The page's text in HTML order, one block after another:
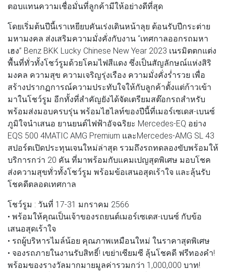
ตอบแทนความเชื่อมั่นที่ลูกค้ามีให้อย่างดีที่สุด
โดยเริ่มต้นปีนี้เราเหยียบคันเร่งเดินหน้าลุย ต้อนรับปีกระต่าย
มหามงคล ส่งเสริมความมั่งคั่งกับงาน “เทศกาลออกรถมหา
เฮง” Benz BKK Lucky Chinese New Year 2023 เนรมิตตกแต่ง
พื้นที่ทั่วทั้งโชว์รูมด้วยโคมไฟสีแดง ซึ่งเป็นสัญลักษณ์แห่งสิริ
มงคล ความสุข ความเจริญรุ่งเรือง ความมั่งคั่งร่ำรวย เพื่อ
สร้างปรากฏการณ์ความประทับใจให้กับลูกค้าตั้งแต่ก้าวเข้า
มาในโชว์รูม อีกทั้งที่สำคัญยังได้จัดเตรียมสต๊อกรถสำหรับ
พร้อมส่งมอบครบรุ่น พร้อมไฮไลท์ของปีนี้ที่เมอร์เซเดส-เบนซ์
ภูมิใจนำเสนอ ยานยนต์ไฟฟ้าอัจฉริยะ Mercedes-EQ อย่าง
EQS 500 4MATIC AMG Premium และMercedes-AMG SL 43
สปอร์ตเปิดประทุนเจนใหม่ล่าสุด รวมถึงรถทดลองขับพร้อมให้
บริการกว่า 20 คัน ที่มาพร้อมกับแคมเปญสุดพิเศษ มอบโชค
ส่งความสุขทั่วทั้งโชว์รูม พร้อมข้อเสนอสุดเร้าใจ และลุ้นรับ
โชคดีตลอดเทศกาล
โชว์รูม : วันที่ 17-31 มกราคม 2566
• พร้อมให้คุณเป็นเจ้าของรถยนต์เมอร์เซเดส-เบนซ์ กับข้อ
เสนอสุดเร้าใจ
• รถผู้บริหารไมล์น้อย คุณภาพเหมือนใหม่ ในราคาสุดพิเศษ
• จองรถภายในงานรับสิทธิ์! เขย่าเซียมซี ลุ้นโชคดี ฟรีทองคำ!
พร้อมของรางวัลมากมายมูลค่ารวมกว่า 1,000,000 บาท!